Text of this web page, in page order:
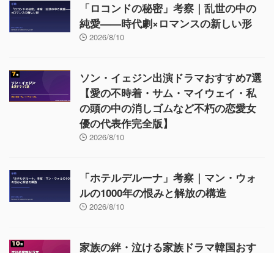
「ロコンドの秘密」考察｜乱世の中の
純愛——時代劇×ロマンスの新しい形
2026/8/10
ソン・イェジン出演ドラマおすすめ7選
【愛の不時着・サム・マイウェイ・私
の頭の中の消しゴムなど不朽の恋愛女
優の代表作完全版】
2026/8/10
「ホテルデルーナ」考察｜マン・ウォ
ルの1000年の恨みと解放の構造
2026/8/10
家族の絆・泣ける家族ドラマ韓国おす